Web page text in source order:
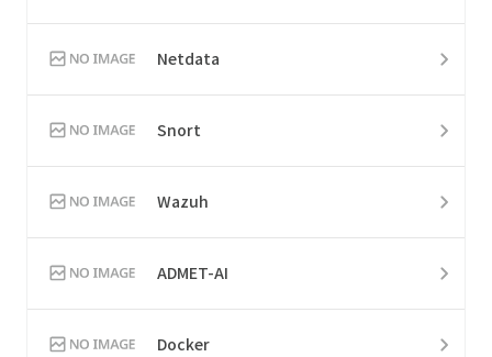
Netdata
Snort
Wazuh
ADMET-AI
Docker